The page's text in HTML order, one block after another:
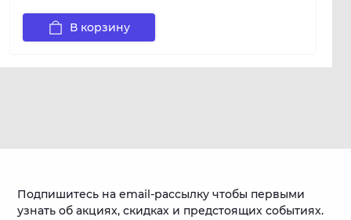
В корзину
Подпишитесь на email-рассылку чтобы первыми
узнать об акциях, скидках и предстоящих событиях.